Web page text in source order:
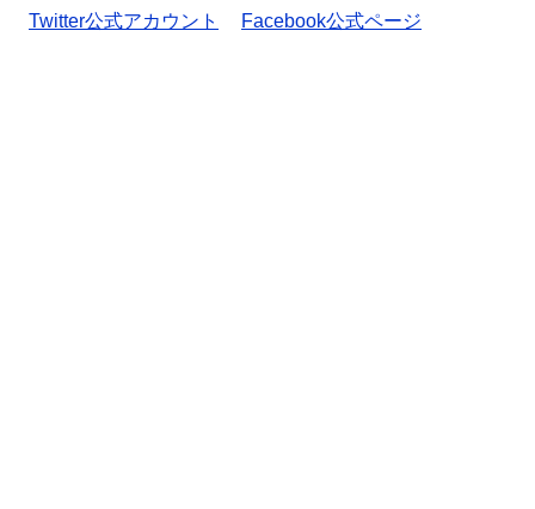
Twitter公式アカウント
Facebook公式ページ